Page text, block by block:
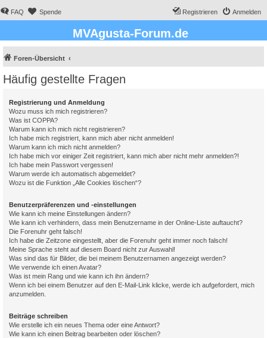
FAQ Spende Anmelden
Registrieren
MVAgusta-Forum.de
Foren-Übersicht
Häufig gestellte Fragen
Registrierung und Anmeldung
Wozu muss ich mich registrieren?
Was ist COPPA?
Warum kann ich mich nicht registrieren?
Ich habe mich registriert, kann mich aber nicht anmelden!
Warum kann ich mich nicht anmelden?
Ich habe mich vor einiger Zeit registriert, kann mich aber nicht mehr anmelden?!
Ich habe mein Passwort vergessen!
Warum werde ich automatisch abgemeldet?
Wozu ist die Funktion „Alle Cookies löschen“?
Benutzerpräferenzen und -einstellungen
Wie kann ich meine Einstellungen ändern?
Wie kann ich verhindern, dass mein Benutzername in der Online-Liste auftaucht?
Die Forenuhr geht falsch!
Ich habe die Zeitzone eingestellt, aber die Forenuhr geht immer noch falsch!
Meine Sprache steht auf diesem Board nicht zur Auswahl!
Was sind das für Bilder, die bei meinem Benutzernamen angezeigt werden?
Wie verwende ich einen Avatar?
Was ist mein Rang und wie kann ich ihn ändern?
Wenn ich bei einem Benutzer auf den E-Mail-Link klicke, werde ich aufgefordert, mich
anzumelden.
Beiträge schreiben
Wie erstelle ich ein neues Thema oder eine Antwort?
Wie kann ich einen Beitrag bearbeiten oder löschen?